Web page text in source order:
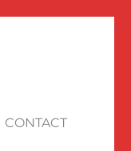
CONTACT